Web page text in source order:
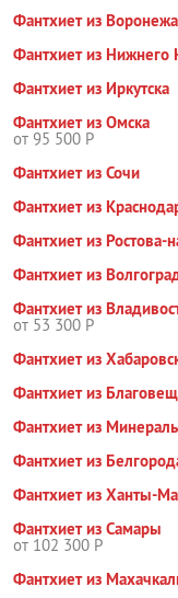
Фантхиет из Воронежа
Фантхиет из Нижнего
Фантхиет из Иркутска
Фантхиет из Омска
от 95 500 Р
Фантхиет из Сочи
Фантхиет из
Фантхиет из Ростова-
Фантхиет из
Фантхиет из
от 53 300 Р
Фантхиет из
Фантхиет из
Фантхиет из
Фантхиет из
Фантхиет из Ханты-
Фантхиет из Самары
от 102 300 Р
Фантхиет из